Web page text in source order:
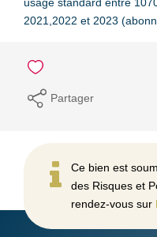
2021,2022 et 2023
Partager
Ce bien est
des Risques et
rendez-vous sur